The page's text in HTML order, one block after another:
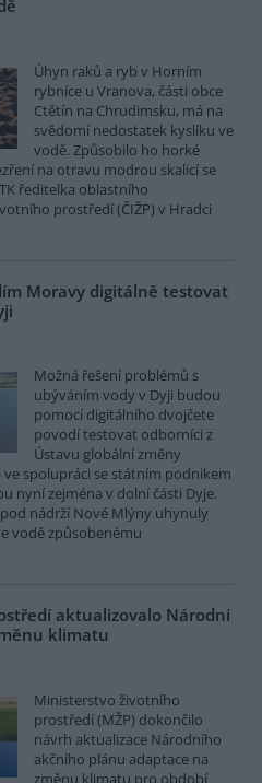
Úhyn raků a ryb v Horním
rybníce u Vranova, části obce
Ctětín na Chrudimsku, má na
svědomí nedostatek kyslíku ve
vodě. Způsobilo ho horké
na otravu modrou skalicí se
ředitelka oblastního
prostředí (ČIŽP) v Hradci
Moravy digitálně testovat
Možná řešení problémů s
ubýváním vody v Dyji budou
pomocí digitálního dvojčete
povodí testovat odborníci z
Ústavu globální změny
ve spolupráci se státním podnikem
nyní zejména v dolní části Dyje.
nádrží Nové Mlýny uhynuly
vodě způsobenému
aktualizovalo Národní
klimatu
Ministerstvo životního
prostředí (MŽP) dokončilo
návrh aktualizace Národního
akčního plánu adaptace na
změnu klimatu pro období